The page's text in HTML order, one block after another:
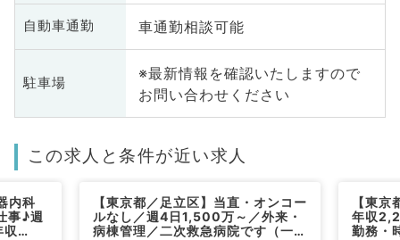
自動車通勤 車通勤相談可能
駐車場
※最新情報を確認いたしますので
お問い合わせください
この求人と条件が近い求人
内科
事♪週
【東京都／足立区】当直・オンコー
ルなし／週4日1,500万～／外来・
病棟管理／二次救急病院です（一般
【東
年収
勤務・